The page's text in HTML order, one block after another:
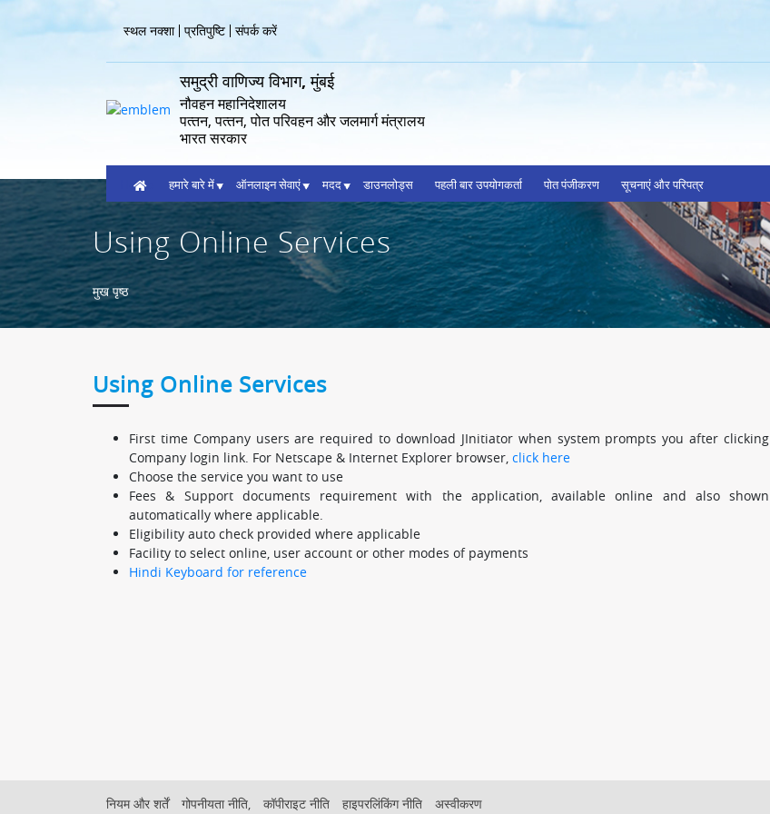
Header
Menu
स्थल नक्शा प्रतिपुष्टि संपर्क करें
समुद्री वाणिज्य विभाग, मुंबई
नौवहन महानिदेशालय
पत्‍तन, पत्‍तन, पोत परिवहन और जलमार्ग मंत्रालय
भारत सरकार
Home हमारे बारे में ऑनलाइन सेवाएं मदद डाउनलोड्स पहली बार उपयोगकर्ता पोत पंजीकरण सूचनाएं और परिपत्र
Using Online Services
Breadcrumb
मुख पृष्ठ
Using Online Services
First time Company users are required to download JInitiator when system prompts you after clicking
Company login link. For Netscape & Internet Explorer browser, click here
Choose the service you want to use
Fees & Support documents requirement with the application, available online and also shown
automatically where applicable.
Eligibility auto check provided where applicable
Facility to select online, user account or other modes of payments
Hindi Keyboard for reference
नियम और शर्तें गोपनीयता नीति, कॉपीराइट नीति हाइपरलिंकिंग नीति अस्वीकरण